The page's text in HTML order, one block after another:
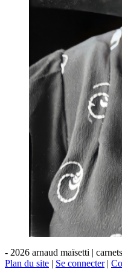
- 2026 arnaud maïsetti |
Plan du site | Se connecter|